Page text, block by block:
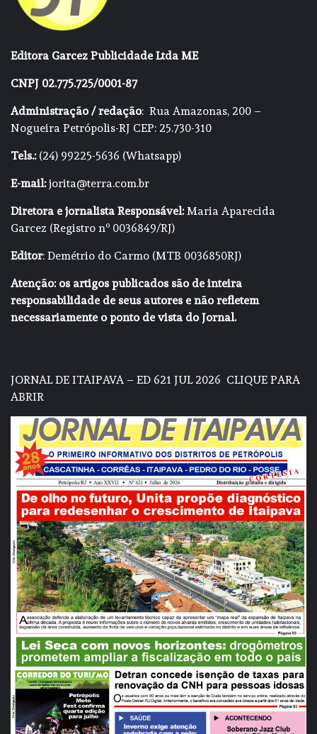
Editora Garcez Publicidade Ltda ME
CNPJ 02.775.725/0001-87
Administração / redação: Rua Amazonas, 200 –
Nogueira Petrópolis-RJ CEP: 25.730-310
Tels.:(24) 99225-5636 (Whatsapp)
E-mail:jorita@terra.com.br
Diretora e jornalista Responsável:Maria Aparecida
Garcez (Registro nº 0036849/RJ)
Editor: Demétrio do Carmo (MTB 0036850RJ)
Atenção: os artigos publicados são de inteira
responsabilidade de seus autores e não refletem
necessariamente o ponto de vista do Jornal.
JORNAL DE ITAIPAVA – ED 621 JUL 2026 CLIQUE PARA
ABRIR